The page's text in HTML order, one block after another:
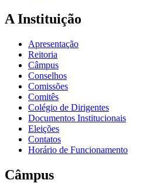
A Instituição
Apresentação
Reitoria
Câmpus
Conselhos
Comissões
Comitês
Colégio de Dirigentes
Documentos Institucionais
Eleições
Contatos
Horário de Funcionamento
Câmpus